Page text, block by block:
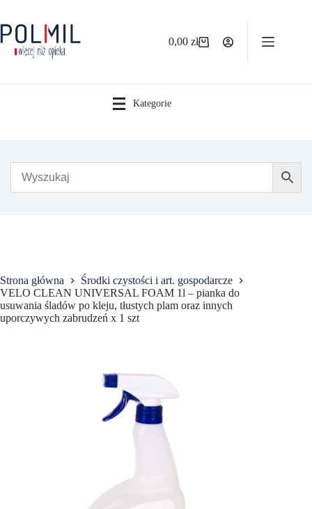
treści
Koszyk
0,00zł
Kategorie
Strona główna
Środki czystości i art. gospodarcze
VELO CLEAN UNIVERSAL FOAM 1l – pianka do
usuwania śladów po kleju, tłustych plam oraz innych
uporczywych zabrudzeń x 1 szt